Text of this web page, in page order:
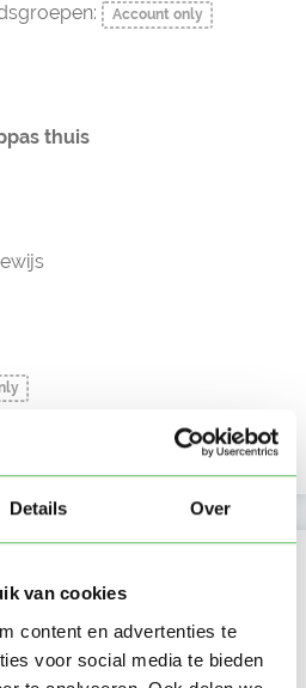
Details Over
van cookies
content en advertenties te
voor social media te bieden
Account only
thuis